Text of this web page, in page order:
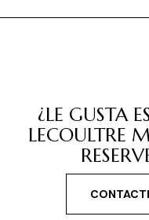
¿LE GUSTA
LECOULTRE